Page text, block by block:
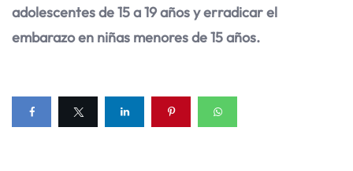
adolescentes de 15 a 19 años y erradicar el
embarazo en niñas menores de 15 años.